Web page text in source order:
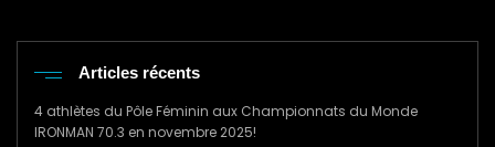
Articles récents
4 athlètes du Pôle Féminin aux Championnats du Monde
IRONMAN 70.3 en novembre 2025!